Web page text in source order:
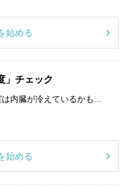
始める
」チェック
内臓が冷えているかも...
始める